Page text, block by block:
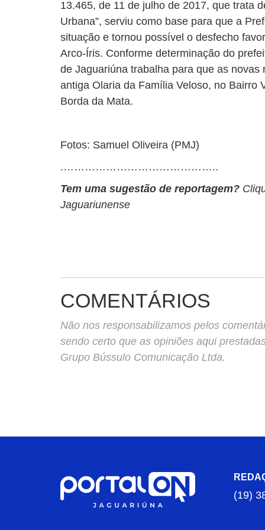
13.465, de 11 de julho de 2017, que trata
Urbana”, serviu como base para que a
situação e tornou possível o desfecho
Arco-Íris. Conforme determinação do
de Jaguariúna trabalha para que as
antiga Olaria da Família Veloso, no Bairro
Borda da Mata.
Fotos: Samuel Oliveira (PMJ)
.……………………………………..
Tem uma sugestão de reportagem?
Jaguariunense
COMENTÁRIOS
Não nos responsabilizamos pelos
sendo certo que as opiniões aqui
Grupo Bússulo Comunicação Ltda.
(19)